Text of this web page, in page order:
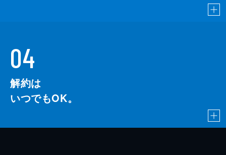
04
解約は
いつでもOK。